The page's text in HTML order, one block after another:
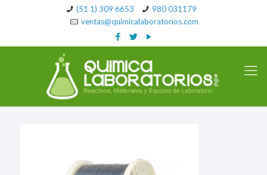
(51 1) 309 6653
980 031179
ventas@quimicalaboratorios.com